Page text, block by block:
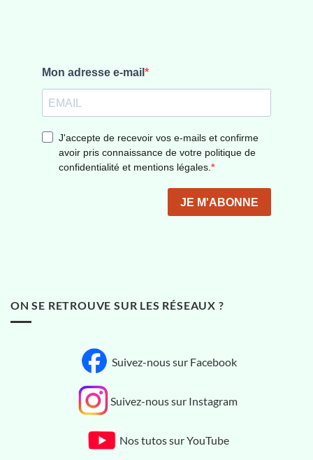
ON SE RETROUVE SUR LES RÉSEAUX ?
Suivez-nous sur Facebook
Suivez-nous sur Instagram
Nos tutos sur YouTube